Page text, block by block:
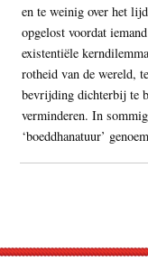
en te weinig over het
opgelost voordat
existentiële
rotheid van de wereld,
bevrijding dichterbij te
verminderen. In
‘boeddhanatuur’